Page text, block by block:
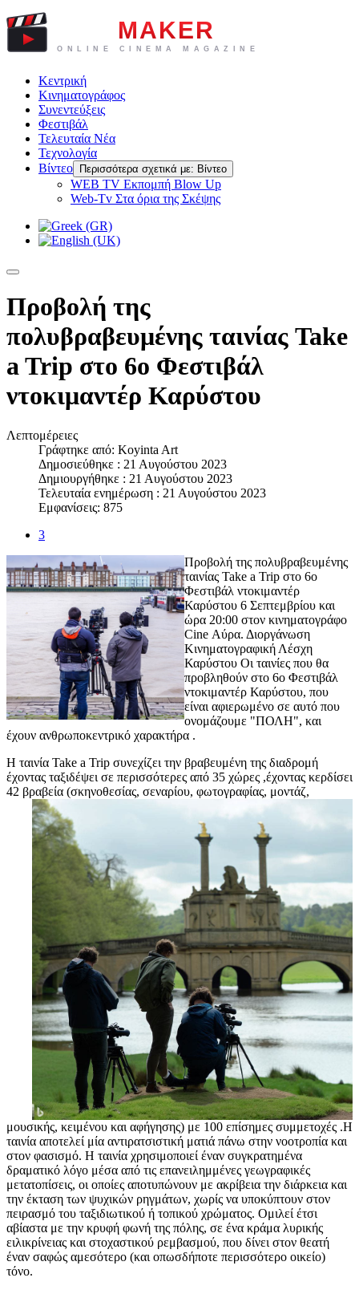
Κεντρική
Κινηματογράφος
Συνεντεύξεις
Φεστιβάλ
Τελευταία Νέα
Τεχνολογία
Βίντεο
Περισσότερα σχετικά με: Βίντεο
WEB TV Eκπομπή Blow Up
Web-Tv Στα όρια της Σκέψης
Προβολή της
πολυβραβευμένης ταινίας Take
a Trip στο 6ο Φεστιβάλ
ντοκιμαντέρ Καρύστου
Λεπτομέρειες
Γράφτηκε από: Koyinta Art
Δημοσιεύθηκε : 21 Αυγούστου 2023
Δημιουργήθηκε : 21 Αυγούστου 2023
Τελευταία ενημέρωση : 21 Αυγούστου 2023
Εμφανίσεις: 875
3
Προβολή της πολυβραβευμένης
ταινίας Take a Trip στο 6ο
Φεστιβάλ ντοκιμαντέρ
Καρύστου 6 Σεπτεμβρίου και
ώρα 20:00 στον κινηματογράφο
Cine Αύρα. Διοργάνωση
Κινηματογραφική Λέσχη
Καρύστου Οι ταινίες που θα
προβληθούν στο 6ο Φεστιβάλ
ντοκιμαντέρ Καρύστου, που
είναι αφιερωμένο σε αυτό που
ονομάζουμε "ΠΟΛΗ", και
έχουν ανθρωποκεντρικό χαρακτήρα .
Η ταινία Take a Trip συνεχίζει την βραβευμένη της διαδρομή
έχοντας ταξιδέψει σε περισσότερες από 35 χώρες ,έχοντας κερδίσει
42 βραβεία (σκηνοθεσίας, σεναρίου, φωτογραφίας, μοντάζ,
μουσικής, κειμένου και αφήγησης) με 100 επίσημες συμμετοχές .Η
ταινία αποτελεί μία αντιρατσιστική ματιά πάνω στην νοοτροπία και
στον φασισμό. Η ταινία χρησιμοποιεί έναν συγκρατημένα
δραματικό λόγο μέσα από τις επανειλημμένες γεωγραφικές
μετατοπίσεις, οι οποίες αποτυπώνουν με ακρίβεια την διάρκεια και
την έκταση των ψυχικών ρηγμάτων, χωρίς να υποκύπτουν στον
πειρασμό του ταξιδιωτικού ή τοπικού χρώματος. Ομιλεί έτσι
αβίαστα με την κρυφή φωνή της πόλης, σε ένα κράμα λυρικής
ειλικρίνειας και στοχαστικού ρεμβασμού, που δίνει στον θεατή
έναν σαφώς αμεσότερο (και οπωσδήποτε περισσότερο οικείο)
τόνο.